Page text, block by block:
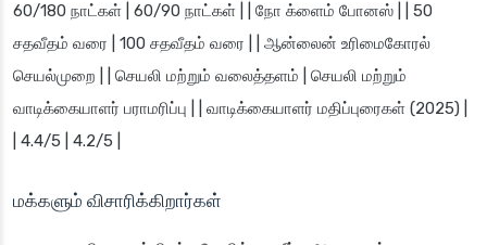
60/180 நாட்கள் | 60/90 நாட்கள் | | நோ க்ளைம் போனஸ் | | 50
சதவீதம் வரை | 100 சதவீதம் வரை | | ஆன்லைன் உரிமைகோரல்
செயல்முறை | | செயலி மற்றும் வலைத்தளம் | செயலி மற்றும்
வாடிக்கையாளர் பராமரிப்பு | | வாடிக்கையாளர் மதிப்புரைகள் (2025) |
| 4.4/5 | 4.2/5 |
மக்களும் விசாரிக்கிறார்கள்